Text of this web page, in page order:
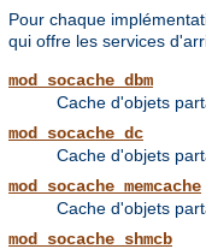
Pour chaque
qui offre les services
mod_socache_dbm
Cache d'objets
mod_socache_dc
Cache d'objets
mod_socache_memcache
Cache d'objets
mod_socache_shmcb